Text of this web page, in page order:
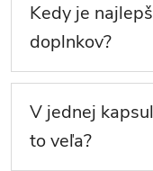
Kedy je
doplnkov?
V jednej
to veľa?